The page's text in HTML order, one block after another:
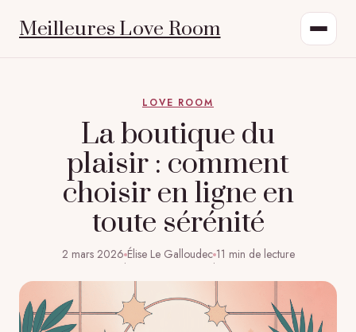
Meilleures Love Room
LOVE ROOM
La boutique du
plaisir : comment
choisir en ligne en
toute sérénité
2 mars 2026·Élise Le Galloudec·11 min de lecture